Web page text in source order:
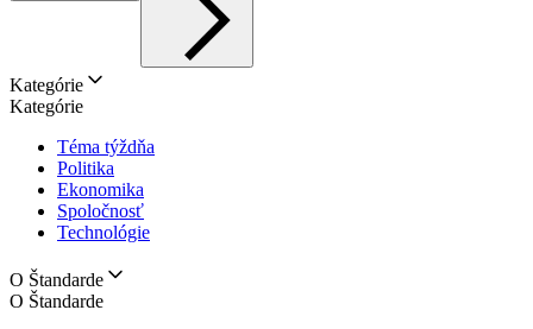
Kategórie
Kategórie
Téma týždňa
Politika
Ekonomika
Spoločnosť
Technológie
O Štandarde
O Štandarde